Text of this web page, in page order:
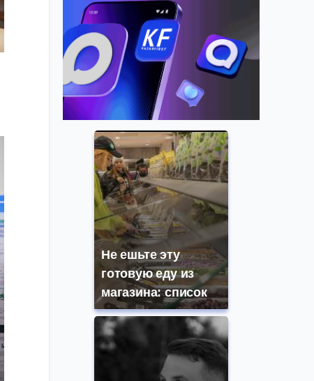
Не ешьте эту
готовую еду из
магазина: список